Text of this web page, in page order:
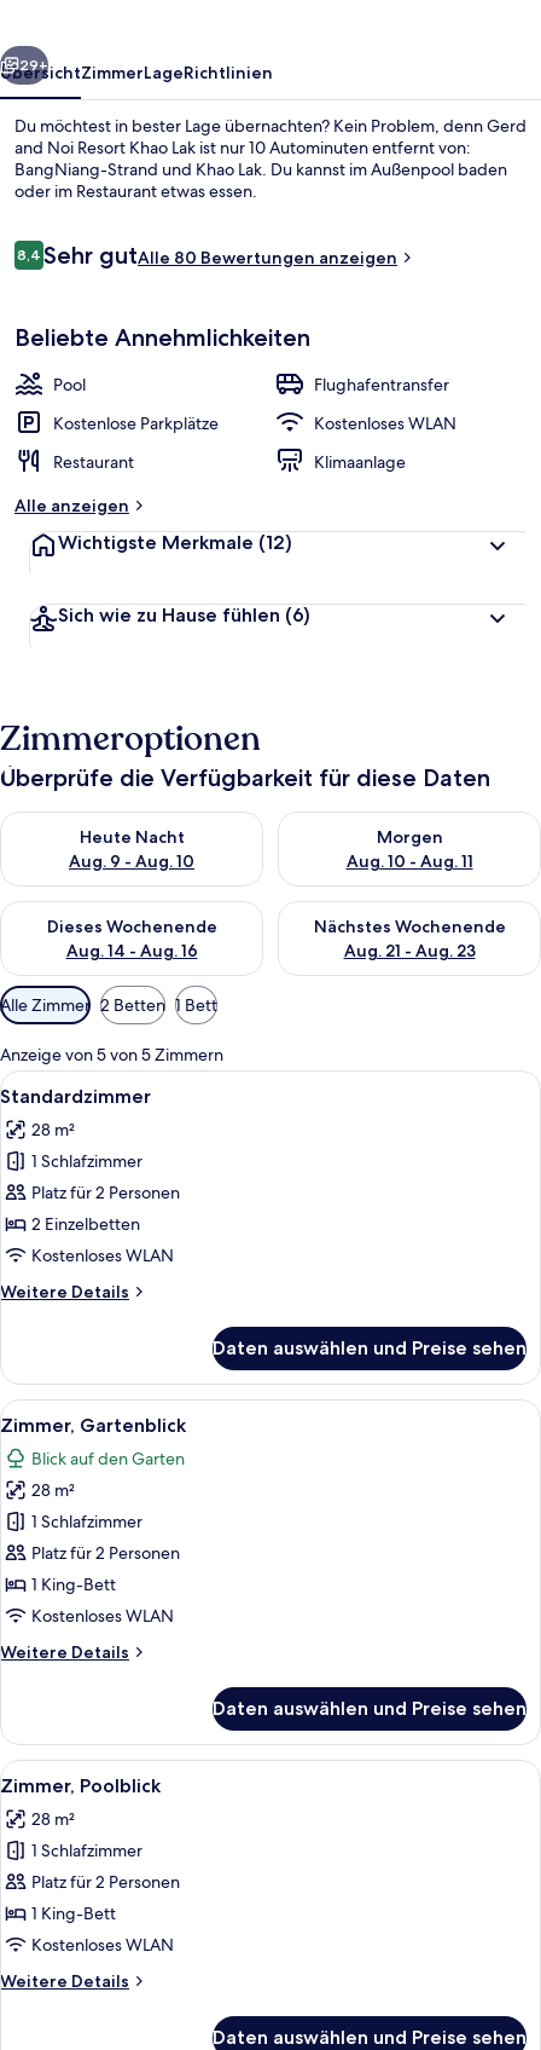
Unterkunftsgelände
Weiter
29+
ÜbersichtZimmerLageRichtlinien
Du möchtest in bester Lage übernachten? Kein Problem, denn Gerd
and Noi Resort Khao Lak ist nur 10 Autominuten entfernt von:
BangNiang-Strand und Khao Lak. Du kannst im Außenpool baden
oder im Restaurant etwas essen.
Bewertungen
8,48,4 von 10.
Sehr gutAlle 80 Bewertungen anzeigen
Beliebte Annehmlichkeiten
Pool
Flughafentransfer
Kostenlose Parkplätze
Kostenloses WLAN
Restaurant
Klimaanlage
Alle anzeigen
Wichtigste Merkmale (12)
Sich wie zu Hause fühlen (6)
Zimmeroptionen
Überprüfe die Verfügbarkeit für diese Daten
Heute Nacht
Aug. 9 - Aug. 10
Überprüfe die Verfügbarkeit für heute Nacht, Aug. 9 - Aug.
Morgen
Aug. 10 - Aug. 11
Überprüfe die Verfügbarkeit
Dieses Wochenende
Aug. 14 - Aug. 16
Überprüfe die Verfügbarkeit für dieses Wochenende, Aug. 14
Nächstes Wochenende
Aug. 21 - Aug. 23
Überprüfe die Verfügbarkeit
Verfügbare
Filter
für
Zimmer
Alle Zimmer 2 Betten 1 Bett
Anzeige von 5 von 5 Zimmern
Alle
Fotos
für
Standardzimmer
anzeigen
Ein Zimmer mit grüner Wand, einer
5
Standardzimmer
28 m²
1 Schlafzimmer
Platz für 2 Personen
2 Einzelbetten
Kostenloses WLAN
Weitere Details
Weitere
Daten auswählen und Preise sehen
Alle
Fotos
für
Zimmer,
Gartenblick
anzeigen
Ein Schlafzimmer mit einem Bett,
7
Zimmer, Gartenblick
Blick auf den Garten
28 m²
1 Schlafzimmer
Platz für 2 Personen
1 King-Bett
Kostenloses WLAN
Weitere Details
Weitere
Gartenblick
Daten auswählen und Preise sehen
Alle
Fotos
für
Zimmer,
Poolblick
anzeigen
Ein Schlafzimmer mit einem Bett,
8
Zimmer, Poolblick
28 m²
1 Schlafzimmer
Platz für 2 Personen
1 King-Bett
Kostenloses WLAN
Weitere Details
Weitere
Daten auswählen und Preise sehen